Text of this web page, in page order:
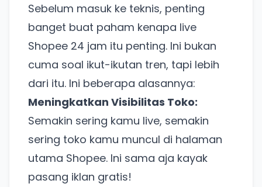
Sebelum masuk ke teknis, penting
banget buat paham kenapa live
Shopee 24 jam itu penting. Ini bukan
cuma soal ikut-ikutan tren, tapi lebih
dari itu. Ini beberapa alasannya:
Meningkatkan Visibilitas Toko:
Semakin sering kamu live, semakin
sering toko kamu muncul di halaman
utama Shopee. Ini sama aja kayak
pasang iklan gratis!